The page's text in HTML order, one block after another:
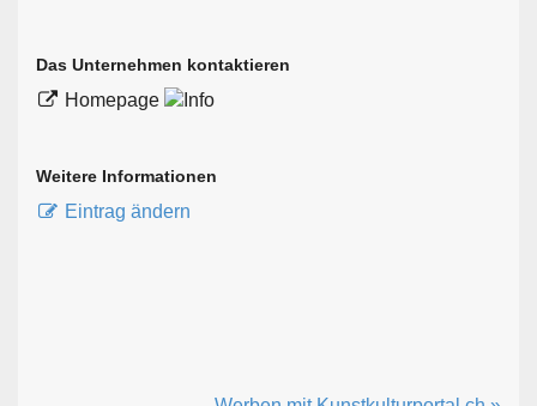
Das Unternehmen kontaktieren
Homepage
Weitere Informationen
Eintrag ändern